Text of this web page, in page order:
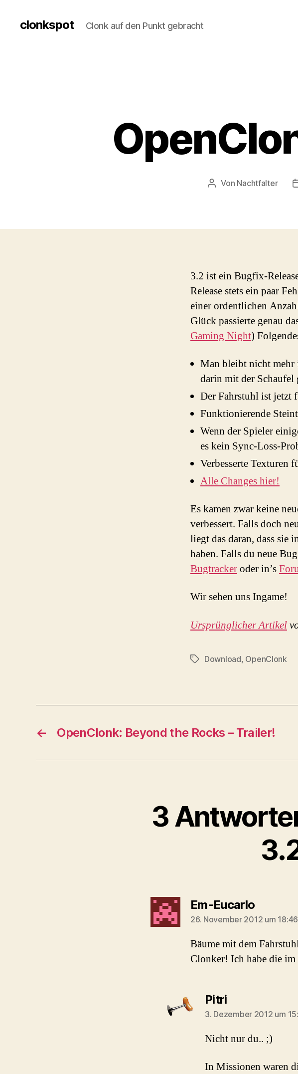
clonkspot Clonk auf den Punkt gebracht
Beitragsautor
Von Nachtfalter
3.2 ist ein Bugfix-
Release stets ein paar
einer ordentlichen
Glück passierte genau
Gaming Night)
Man bleibt nicht mehr
darin mit der Schaufel
Der Fahrstuhl ist jetzt
Funktionierende
Wenn der Spieler
es kein Sync-Loss-
Verbesserte Texturen
Alle Changes hier!
Es kamen zwar keine
verbessert. Falls doch
liegt das daran, dass sie
haben. Falls du neue
Bugtrackeroder in’s
Wir sehen uns Ingame!
Ursprünglicher Artikel
Schlagwörter
Download, OpenClonk
← OpenClonk: Beyond the Rocks – Trailer!
3
Em-Eucarlosagt:
26. November 2012 um 18:46
Bäume mit dem
Clonker! Ich habe die im
Pitrisagt:
3. Dezember 2012 um
Nicht nur du.. ;)
In Missionen waren